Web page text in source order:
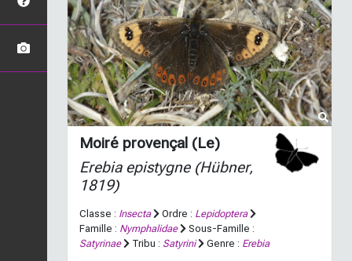
Moiré provençal (Le)
Erebia epistygne(Hübner,
1819)
Classe : Insecta Ordre : Lepidoptera
Famille : Nymphalidae
Sous-Famille :
Satyrinae
Tribu : Satyrini Genre : Erebia